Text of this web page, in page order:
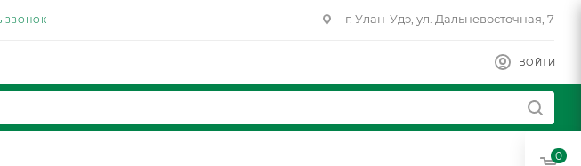
ЗВОНОК г. Улан-Удэ, ул. Дальневосточная, 7
ВОЙТИ
0